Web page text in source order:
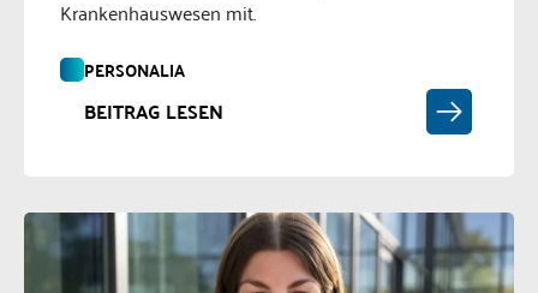
Krankenhauswesen mit.
PERSONALIA
BEITRAG LESEN